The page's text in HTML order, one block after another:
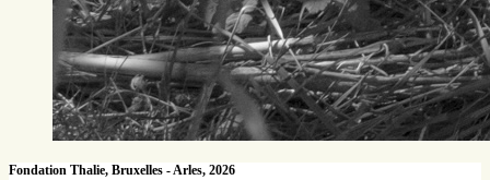
Fondation Thalie, Bruxelles - Arles, 2026